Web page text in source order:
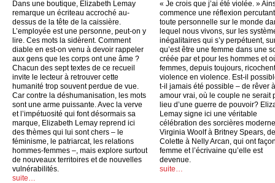
Dans une boutique, Elizabeth Lemay
remarque un écriteau accroché au-
dessus de la tête de la caissière.
L’employée est une personne, peut-on y
lire. Ces mots la sidèrent. Comment
diable en est-on venu à devoir rappeler
aux gens que les corps ont une âme ?
Chacun des sept textes de ce recueil
invite le lecteur à retrouver cette
humanité trop souvent perdue de vue.
Car contre la déshumanisation, les mots
sont une arme puissante. Avec la verve
et l’impétuosité qui font désormais sa
marque, Elizabeth Lemay reprend ici
des thèmes qui lui sont chers – le
féminisme, le patriarcat, les relations
hommes-femmes –, mais explore surtout
de nouveaux territoires et de nouvelles
vulnérabilités.
suite…
« Je crois que j’ai été violée. »
commence une réflexion
toute personnelle sur le monde
lequel nous vivons, sur les
inégalitaires qui s’y perpétuent,
qu’est être une femme dans une
créée par et pour les hommes et
femmes, depuis toujours,
violence en violence. Est-il
t-il jamais été possible – de rêver
amour vrai, où le couple ne serait
lieu d’une guerre de pouvoir?
Lemay signe ici une véritable
célébration des sorcières
Virginia Woolf à Britney Spears, de
Colette à Nelly Arcan, qui ont
femme et l’écrivaine qu’elle est
devenue.
suite…